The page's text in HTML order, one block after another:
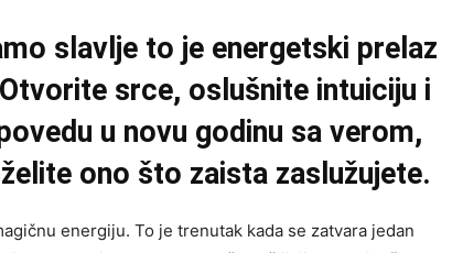
slavlje to je energetski prelaz
srce, oslušnite intuiciju i
u novu godinu sa verom,
ono što zaista zaslužujete.
energiju. To je trenutak kada se zatvara jedan